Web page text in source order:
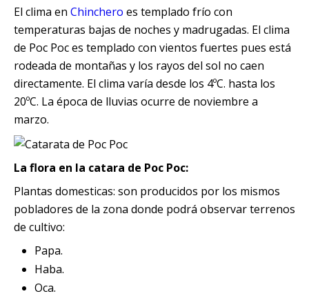
El clima en Chinchero es templado frío con
temperaturas bajas de noches y madrugadas. El clima
de Poc Poc es templado con vientos fuertes pues está
rodeada de montañas y los rayos del sol no caen
directamente. El clima varía desde los 4ºC. hasta los
20ºC. La época de lluvias ocurre de noviembre a
marzo.
La flora en la catara de Poc Poc:
Plantas domesticas: son producidos por los mismos
pobladores de la zona donde podrá observar terrenos
de cultivo:
Papa.
Haba.
Oca.